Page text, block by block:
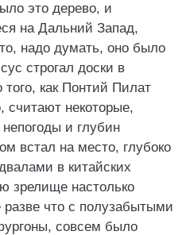
это дерево, и
на Дальний Запад,
надо думать, оно было
строгал доски в
того, как Понтий Пилат
некоторые,
и глубин
встал на место, глубоко
в китайских
зрелище настолько
что с полузабытыми
совсем было